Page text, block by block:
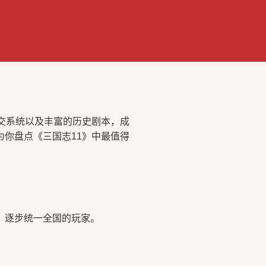
系统以及丰富的历史剧本，成
你盘点《三国志11》中最值得
步统一全国的玩家。